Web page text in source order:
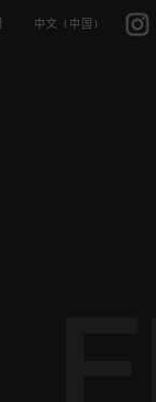
中文 (中国) IG